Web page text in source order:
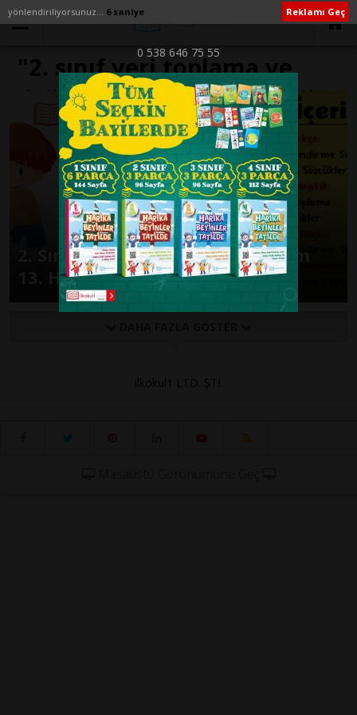
yönlendiriliyorsunuz... 6 saniye Reklamı Geç
0 538 646 75 55
"2. sınıf veri toplama ve
değerlendirme test pdf" ile
İlişikli yazılar
2. Sınıf Günlük Ödevler 2. Dönem
13. Hafta